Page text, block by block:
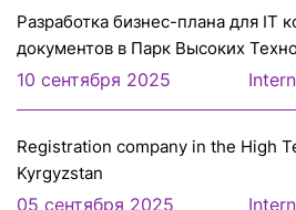
Разработка бизнес-плана для IT
документов в Парк Высоких
10 сентября 2025
Registration company in the High
Kyrgyzstan
05 сентября 2025